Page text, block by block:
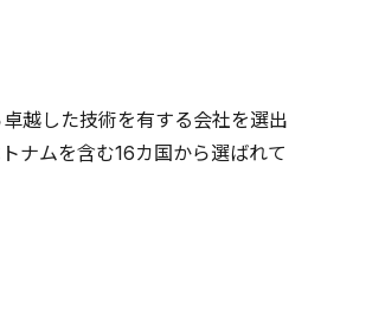
越した技術を有する会社を選出
ナムを含む16カ国から選ばれて